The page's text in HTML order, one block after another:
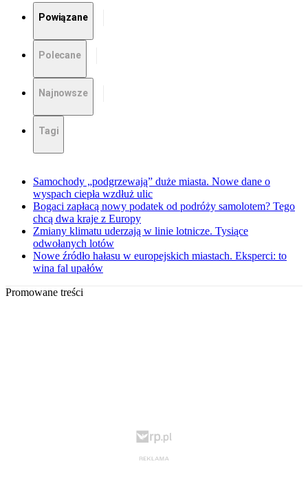
Powiązane
Polecane
Najnowsze
Tagi
Samochody „podgrzewają” duże miasta. Nowe dane o
wyspach ciepła wzdłuż ulic
Bogaci zapłacą nowy podatek od podróży samolotem? Tego
chcą dwa kraje z Europy
Zmiany klimatu uderzają w linie lotnicze. Tysiące
odwołanych lotów
Nowe źródło hałasu w europejskich miastach. Eksperci: to
wina fal upałów
Promowane treści